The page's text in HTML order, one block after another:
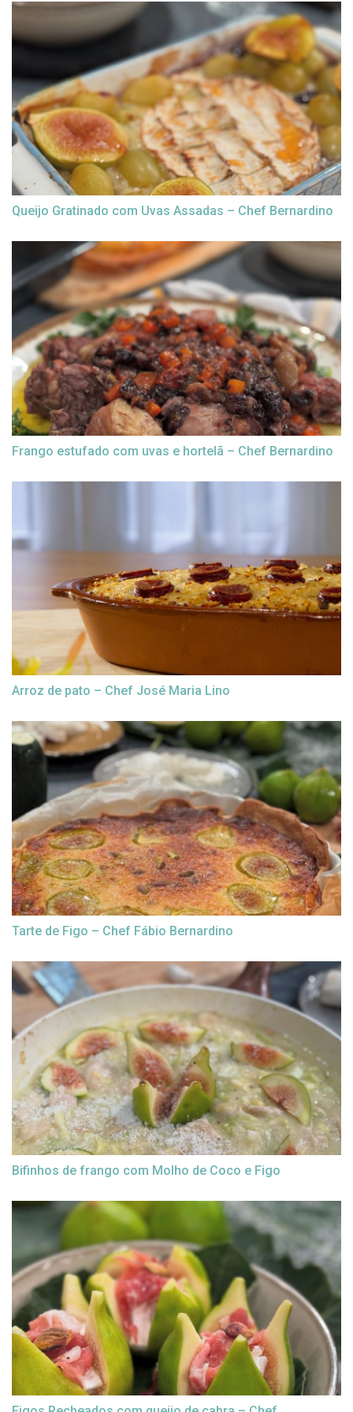
Queijo Gratinado com Uvas Assadas – Chef Bernardino
Frango estufado com uvas e hortelã – Chef Bernardino
Arroz de pato – Chef José Maria Lino
Tarte de Figo – Chef Fábio Bernardino
Bifinhos de frango com Molho de Coco e Figo